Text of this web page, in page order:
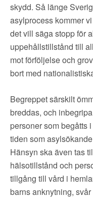
skydd. Så länge
asylprocess kommer
det vill säga stopp för
uppehållstillstånd till
mot förföljelse och
bort med
Begreppet särskilt
breddas, och
personer som begåtts
tiden som
Hänsyn ska även tas
hälsotillstånd och
tillgång till vård i
barns anknytning,